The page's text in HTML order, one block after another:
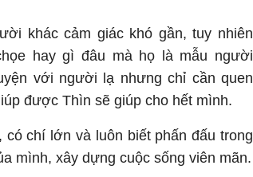
khác cảm giác khó gần, tuy nhiên
hay gì đâu mà họ là mẫu người
với người lạ nhưng chỉ cần quen
được Thìn sẽ giúp cho hết mình.
chí lớn và luôn biết phấn đấu trong
mình, xây dựng cuộc sống viên mãn.